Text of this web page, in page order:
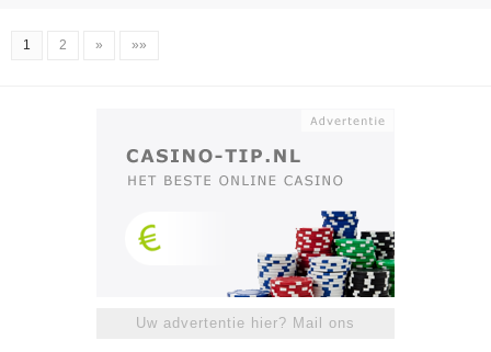
1 2 » »»
Uw advertentie hier? Mail ons